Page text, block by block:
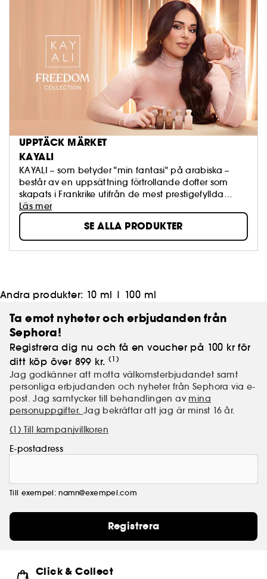
UPPTÄCK MÄRKET
KAYALI
KAYALI – som betyder "min fantasi" på arabiska –
består av en uppsättning förtrollande dofter som
skapats i Frankrike utifrån de mest prestigefyllda
ingredienserna. Den här första kollektionen lyfter fram
"lager-på-lager-tekniken" för att skapa en parfym
som passar dig perfekt. KAYALI är inspirerad av
rikedomarna i Mellanöstern, en kultur som är känd för
sin förfining och enkelhet. Fyra parfymer. Hundra
Läs mer
SE ALLA PRODUKTER
Andra produkter: 10 ml | 100 ml
Ta emot nyheter och erbjudanden från
Sephora!
Registrera dig nu och få en voucher på 100 kr för
ditt köp över 899 kr. (1)
Jag godkänner att motta välkomsterbjudandet samt
personliga erbjudanden och nyheter från Sephora via e-
post. Jag samtycker till behandlingen av mina
personuppgifter. Jag bekräftar att jag är minst 16 år.
(1) Till kampanjvillkoren
E-postadress
Till exempel: namn@exempel.com
Registrera
Click & Collect